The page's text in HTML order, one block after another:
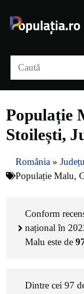
conținut
Populație
Stoilești,
România »
Populație Malu,
Conform
național în
Malu este de
Dintre cei 97